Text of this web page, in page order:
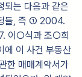
되는 다음과 같은
들, 즉 ① 2004.
이○식과 조○희
에 이 사건 부동산
한 매매계약서가